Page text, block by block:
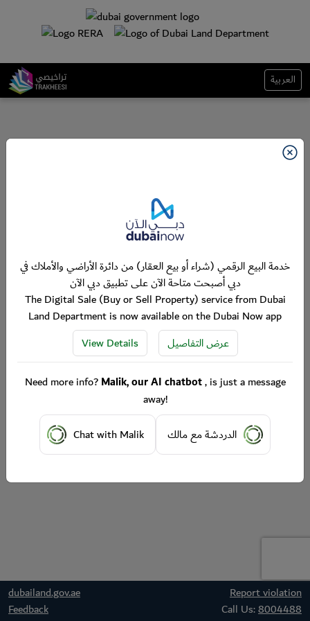
العربية
dubailand.gov.ae
Report violation
Feedback
Call Us:8004488
خدمة البيع الرقمي (شراء أو بيع العقار) من دائرة الأراضي والأملاك في
دبي أصبحت متاحة الآن على تطبيق دبي الآن
The Digital Sale (Buy or Sell Property) service from Dubai
Land Department is now available on the Dubai Now app
View Details
عرض التفاصيل
Need more info?Malik, our AI chatbot, is just a message
away!
Chat with Malik
الدردشة مع مالك